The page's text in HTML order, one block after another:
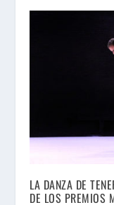
LA DANZA DE
DE LOS PREMIOS